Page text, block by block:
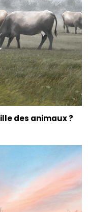
des animaux ?